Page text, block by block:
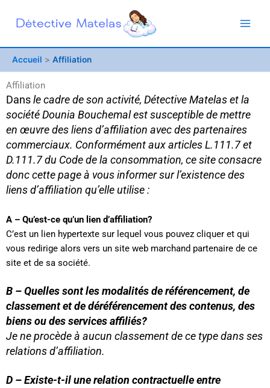
Accueil Affiliation
Affiliation
Dansle cadre de son activité, Détective Matelas et la
société Dounia Bouchemal est susceptible de mettre
en œuvre des liens d’affiliation avec des partenaires
commerciaux. Conformément aux articles L.111.7 et
D.111.7 du Code de la consommation, ce site consacre
donc cette page à vous informer sur l’existence des
liens d’affiliation qu’elle utilise :
A – Qu’est-ce qu’un lien d’affiliation?
C’est un lien hypertexte sur lequel vous pouvez cliquer et qui
vous redirige alors vers un site web marchand partenaire de ce
site et de sa société.
B – Quelles sont les modalités de référencement, de
classement et de déréférencement des contenus, des
biens ou des services affiliés?
Je ne procède à aucun classement de ce type dans ses
relations d’affiliation.
D – Existe-t-il une relation contractuelle entre